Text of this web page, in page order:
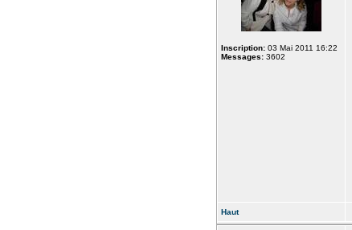
Inscription: 03 Mai 2011 16:22
Messages: 3602
Haut